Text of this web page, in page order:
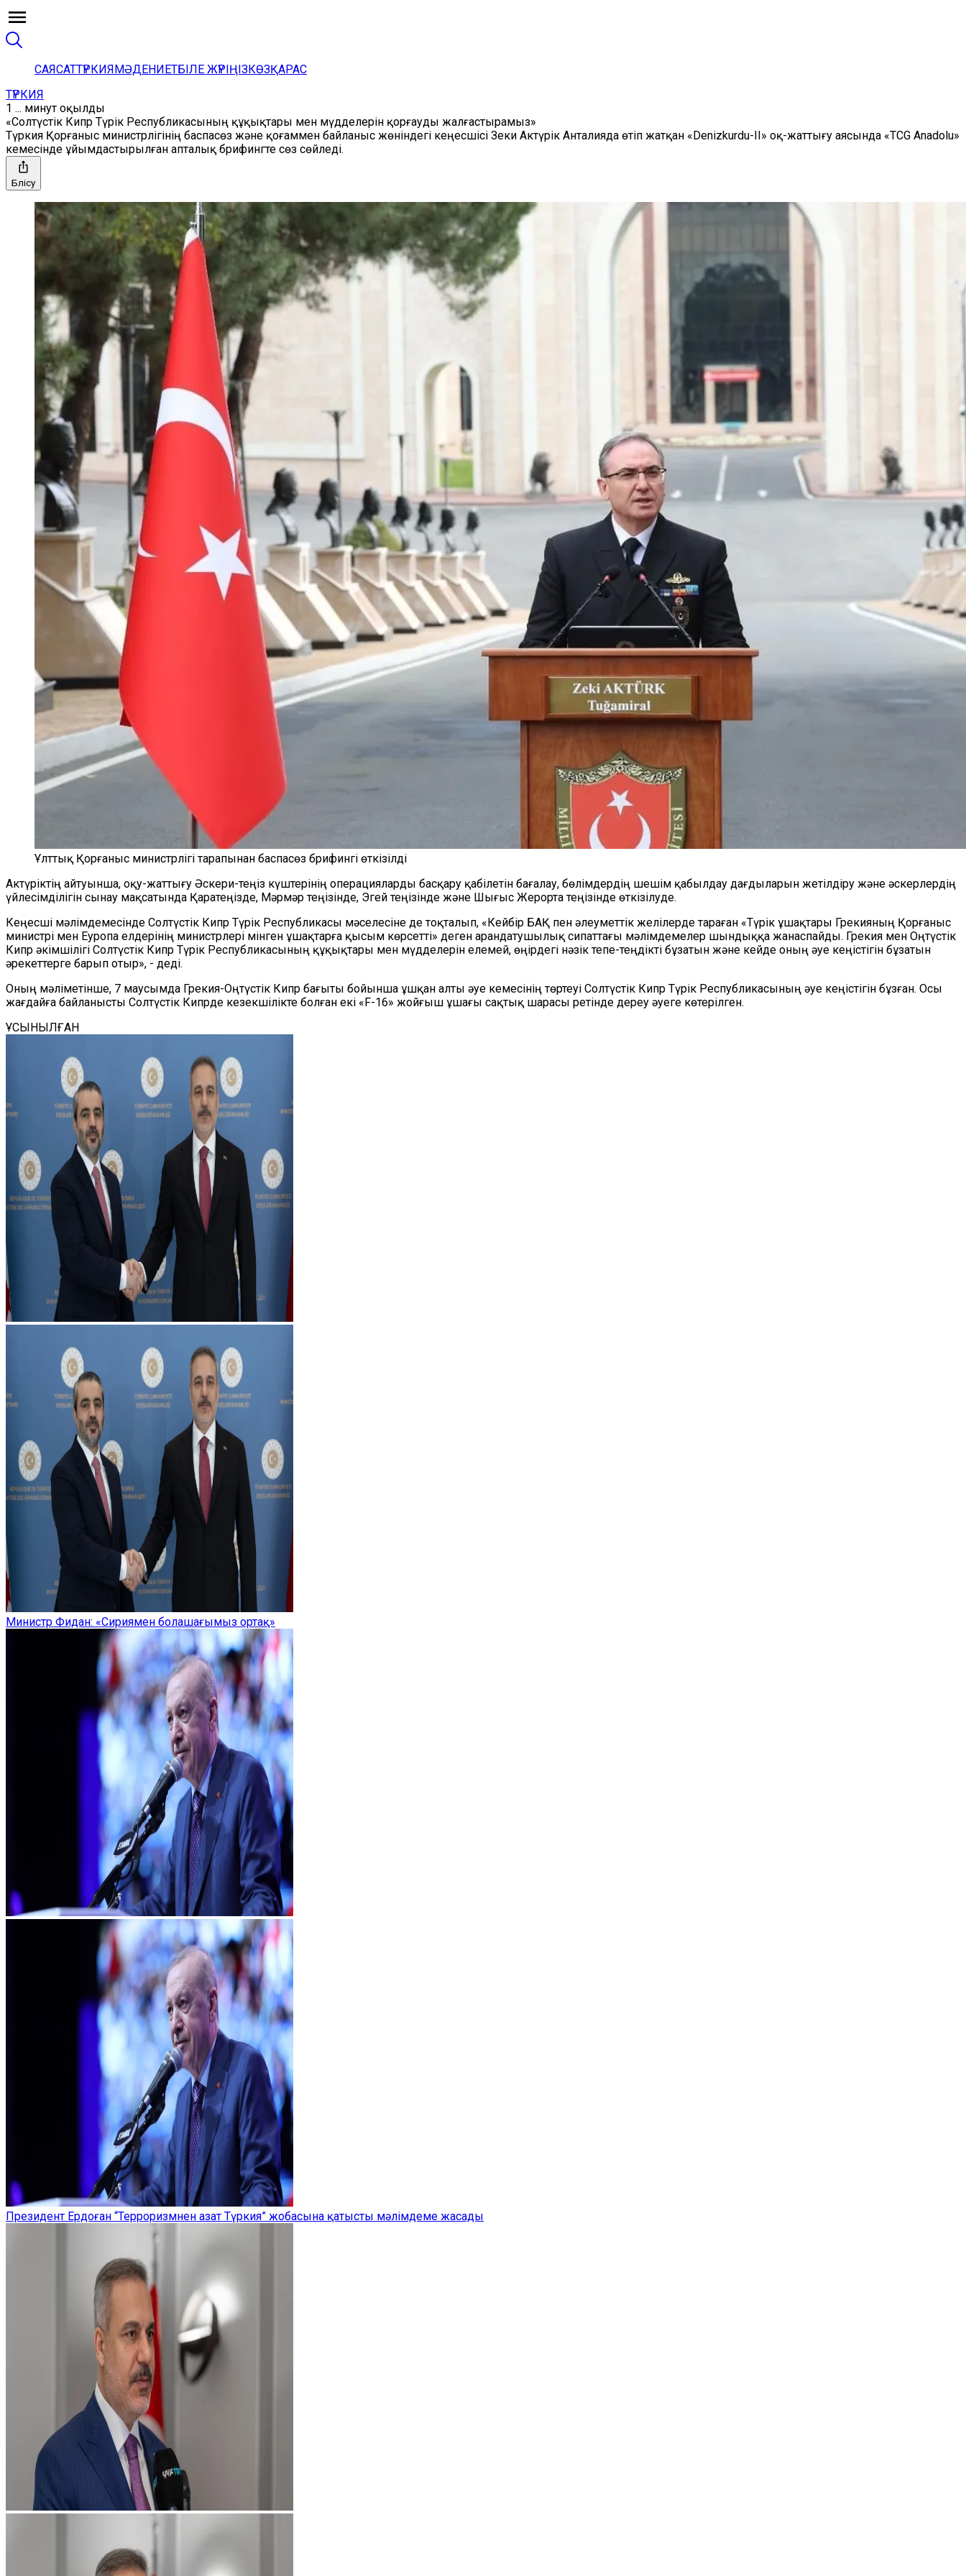
САЯСАТТҮРКИЯМӘДЕНИЕТБІЛЕ ЖҮРІҢІЗКӨЗҚАРАС
ТҮРКИЯ
1 ... минут оқылды
«Солтүстік Кипр Түрік Республикасының құқықтары мен мүдделерін қорғауды жалғастырамыз»
Түркия Қорғаныс министрлігінің баспасөз және қоғаммен байланыс жөніндегі кеңесшісі Зеки Актүрік Анталияда өтіп жатқан «Denizkurdu-II» оқ-жаттығу аясында «TCG Anadolu»
кемесінде ұйымдастырылған апталық брифингте сөз сөйледі.
Бөлісу
Ұлттық Қорғаныс министрлігі тарапынан баспасөз брифингі өткізілді
Актүріктің айтуынша, оқу-жаттығу Әскери-теңіз күштерінің операцияларды басқару қабілетін бағалау, бөлімдердің шешім қабылдау дағдыларын жетілдіру және әскерлердің
үйлесімділігін сынау мақсатында Қаратеңізде, Мәрмәр теңізінде, Эгей теңізінде және Шығыс Жерорта теңізінде өткізілуде.
Кеңесші мәлімдемесінде Солтүстік Кипр Түрік Республикасы мәселесіне де тоқталып, «Кейбір БАҚ пен әлеуметтік желілерде тараған «Түрік ұшақтары Грекияның Қорғаныс
министрі мен Еуропа елдерінің министрлері мінген ұшақтарға қысым көрсетті» деген арандатушылық сипаттағы мәлімдемелер шындыққа жанаспайды. Грекия мен Оңтүстік
Кипр әкімшілігі Солтүстік Кипр Түрік Республикасының құқықтары мен мүдделерін елемей, өңірдегі нәзік тепе-теңдікті бұзатын және кейде оның әуе кеңістігін бұзатын
әрекеттерге барып отыр», - деді.
Оның мәліметінше, 7 маусымда Грекия-Оңтүстік Кипр бағыты бойынша ұшқан алты әуе кемесінің төртеуі Солтүстік Кипр Түрік Республикасының әуе кеңістігін бұзған. Осы
жағдайға байланысты Солтүстік Кипрде кезекшілікте болған екі «F-16» жойғыш ұшағы сақтық шарасы ретінде дереу әуеге көтерілген.
ҰСЫНЫЛҒАН
Министр Фидан: «Сириямен болашағымыз ортақ»
Президент Ердоған “Терроризмнен азат Түркия” жобасына қатысты мәлімдеме жасады